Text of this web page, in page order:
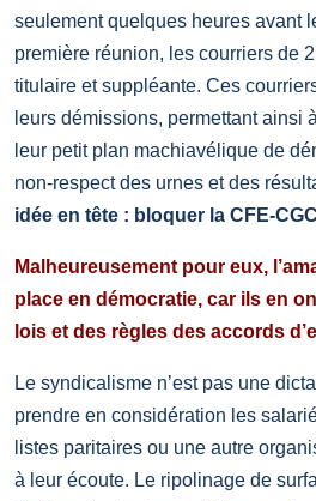
seulement quelques heures avant
première réunion, les courriers de
titulaire et suppléante. Ces
leurs démissions, permettant ainsi
leur petit plan machiavélique de
non-respect des urnes et des
idée en tête : bloquer la CFE-
Malheureusement pour eux,
place en démocratie, car ils en
lois et des règles des accords
Le syndicalisme n’est pas une
prendre en considération les
listes paritaires ou une autre
à leur écoute. Le ripolinage de